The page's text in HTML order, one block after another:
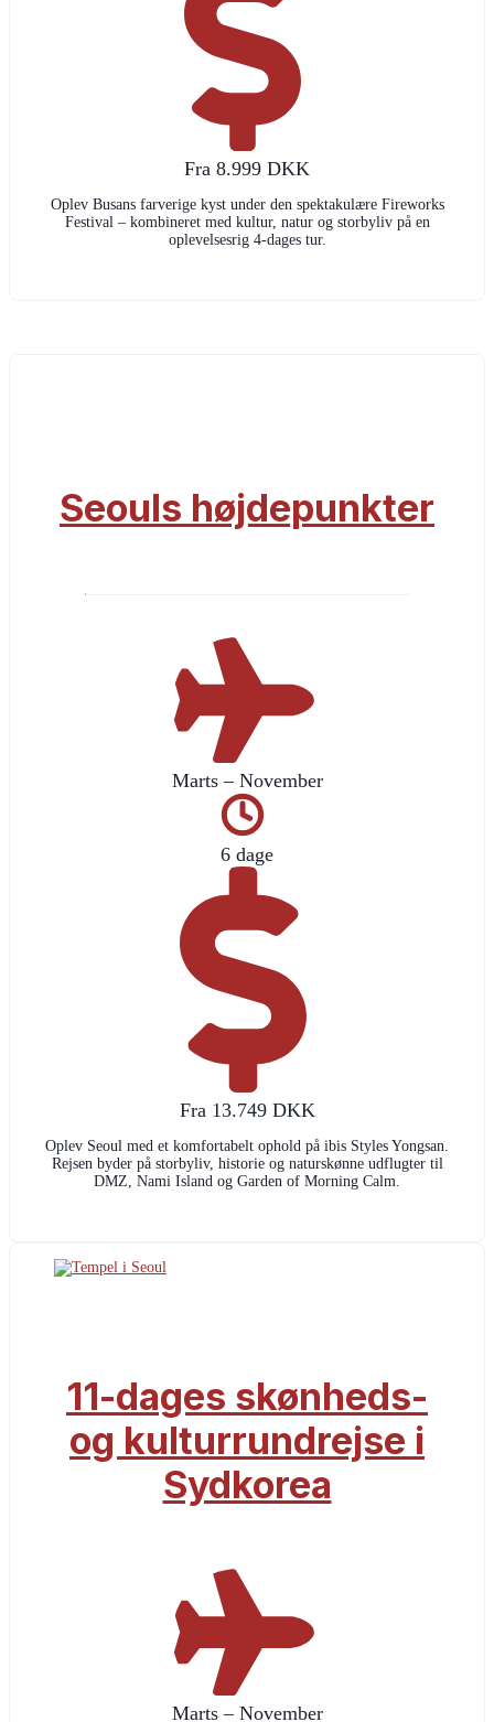
Fra 8.999 DKK
Oplev Busans farverige kyst under den spektakulære Fireworks
Festival – kombineret med kultur, natur og storbyliv på en
oplevelsesrig 4-dages tur.
Seouls højdepunkter
Marts – November
6 dage
Fra 13.749 DKK
Oplev Seoul med et komfortabelt ophold på ibis Styles Yongsan.
Rejsen byder på storbyliv, historie og naturskønne udflugter til
DMZ, Nami Island og Garden of Morning Calm.
11-dages skønheds-
og kulturrundrejse i
Sydkorea
Marts – November